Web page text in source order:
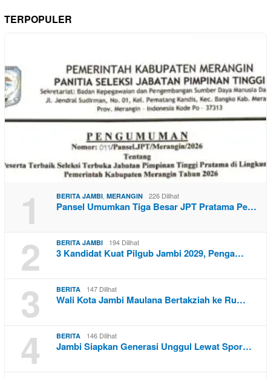
TERPOPULER
1 BERITA JAMBI, MERANGIN 226 Dilihat
Pansel Umumkan Tiga Besar JPT Pratama Pe…
2 BERITA JAMBI 194 Dilihat
3 Kandidat Kuat Pilgub Jambi 2029, Penga…
3 BERITA 147 Dilihat
Wali Kota Jambi Maulana Bertakziah ke Ru…
4 BERITA 146 Dilihat
Jambi Siapkan Generasi Unggul Lewat Spor…